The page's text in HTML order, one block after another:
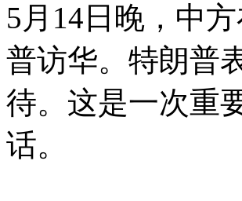
5月14日晚，中
普访华。特朗普
待。这是一次重
话。